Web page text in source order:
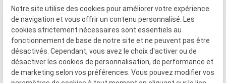
CONTACT
Notre site utilise des cookies pour améliorer votre expérience
de navigation et vous offrir un contenu personnalisé. Les
cookies strictement nécessaires sont essentiels au
fonctionnement de base de notre site et ne peuvent pas être
désactivés. Cependant, vous avez le choix d'activer ou de
désactiver les cookies de personnalisation, de performance et
de marketing selon vos préférences. Vous pouvez modifier vos